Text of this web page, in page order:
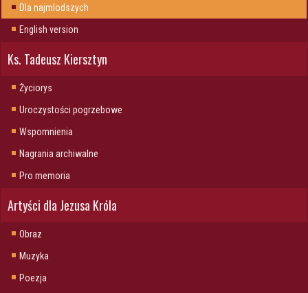
Dla najmlodszych
English version
Ks. Tadeusz Kiersztyn
Życiorys
Uroczystości pogrzebowe
Wspomnienia
Nagrania archiwalne
Pro memoria
Artyści dla Jezusa Króla
Obraz
Muzyka
Poezja